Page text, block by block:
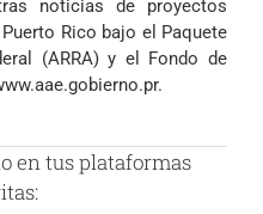
noticias de proyectos
Rico bajo el Paquete
(ARRA) y el Fondo de
.
en tus plataformas